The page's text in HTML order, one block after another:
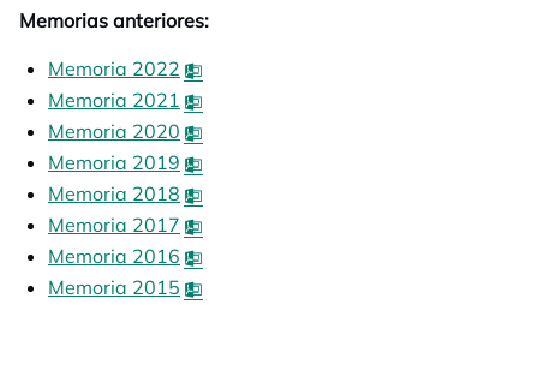
Memorias anteriores:
Memoria 2022
Memoria 2021
Memoria 2020
Memoria 2019
Memoria 2018
Memoria 2017
Memoria 2016
Memoria 2015